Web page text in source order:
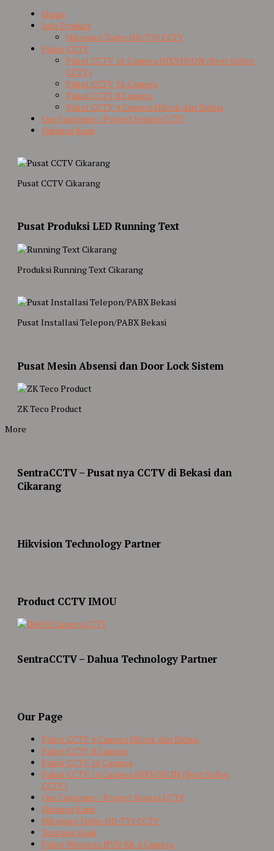
Home
Info Product
Hikvision Turbo HD-TVI CCTV
Paket CCTV
Paket CCTV 16 Camera HIKVISION (Best Seller
CCTV)
Paket CCTV 16 Camera
Paket CCTV 8 Camera
Paket CCTV 4 Camera Hilook dan Dahua
Our Customer / Project Sentra CCTV
Hubungi Kami
Pusat CCTV Cikarang
Pusat Produksi LED Running Text
Produksi Running Text Cikarang
Pusat Installasi Telepon/PABX Bekasi
Pusat Mesin Absensi dan Door Lock Sistem
ZK Teco Product
More
SentraCCTV – Pusat nya CCTV di Bekasi dan
Cikarang
Hikvision Technology Partner
Product CCTV IMOU
SentraCCTV – Dahua Technology Partner
Our Page
Paket CCTV 4 Camera Hilook dan Dahua
Paket CCTV 8 Camera
Paket CCTV 16 Camera
Paket CCTV 16 Camera HIKVISION (Best Seller
CCTV)
Our Customer / Project Sentra CCTV
Hubungi Kami
Hikvision Turbo HD-TVI CCTV
Tentang Kami
Paket Wireless NVR Kit 4 Camera